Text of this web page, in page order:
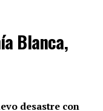
Blanca,
desastre con